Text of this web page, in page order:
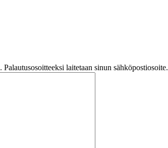
laitetaan sinun sähköpostiosoite.